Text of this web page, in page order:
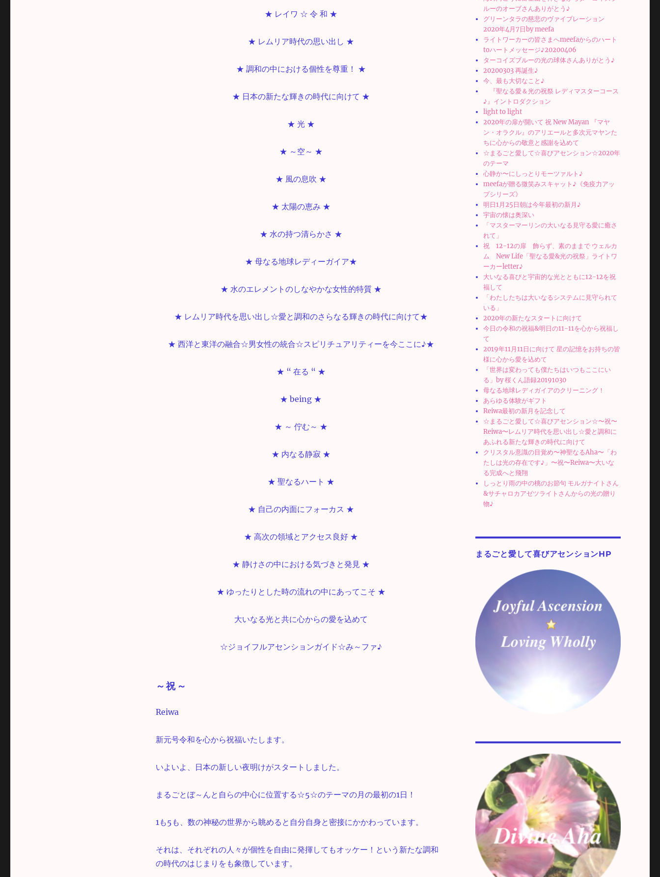
★ レイワ ☆ 令 和 ★
★ レムリア時代の思い出し ★
★ 調和の中における個性を尊重！ ★
★ 日本の新たな輝きの時代に向けて ★
★ 光 ★
★ ～空～ ★
★ 風の息吹 ★
★ 太陽の恵み ★
★ 水の持つ清らかさ ★
★ 母なる地球レディーガイア★
★ 水のエレメントのしなやかな女性的特質 ★
★ レムリア時代を思い出し☆愛と調和のさらなる輝きの時代に向けて★
★ 西洋と東洋の融合☆男女性の統合☆スピリチュアリティーを今ここに♪★
★ “ 在る “ ★
★ being ★
★ ～ 佇む～ ★
★ 内なる静寂 ★
★ 聖なるハート ★
★ 自己の内面にフォーカス ★
★ 高次の領域とアクセス良好 ★
★ 静けさの中における気づきと発見 ★
★ ゆったりとした時の流れの中にあってこそ ★
大いなる光と共に心からの愛を込めて
☆ジョイフルアセンションガイド☆み～ファ♪
～祝～
Reiwa
新元号令和を心から祝福いたします。
いよいよ、日本の新しい夜明けがスタートしました。
まるごとぼ～んと自らの中心に位置する☆5☆のテーマの月の最初の1日！
1も5も、数の神秘の世界から眺めると自分自身と密接にかかわっています。
それは、それぞれの人々が個性を自由に発揮してもオッケー！という新たな調和
の時代のはじまりをも象徴しています。
ルーのオーブさんありがとう♪
グリーンタラの慈悲のヴァイブレーション
2020年4月7日by meefa
ライトワーカーの皆さまへmeefaからのハート
toハートメッセージ♪20200406
ターコイズブルーの光の球体さんありがとう♪
20200303 再誕生♪
今、最も大切なこと♪
『聖なる愛＆光の祝祭 レディマスターコース
♪』イントロダクション
light to light
2020年の扉が開いて 祝 New Mayan 『マヤ
ン・オラクル』のアリエールと多次元マヤンた
ちに心からの敬意と感謝を込めて
☆まるごと愛して☆喜びアセンション☆2020年
のテーマ
心静か〜にしっとりモーツァルト♪
meefaが贈る微笑みスキャット♪《免疫力アッ
プシリーズ》
明日1月25日朝は今年最初の新月♪
宇宙の懐は奥深い
「マスターマーリンの大いなる見守る愛に癒さ
れて」
祝 12-12の扉 飾らず、素のままで ウェルカ
ム New Life「聖なる愛&光の祝祭」ライトワ
ーカーletter♪
大いなる喜びと宇宙的な光とともに12-12を祝
福して
「わたしたちは大いなるシステムに見守られて
いる」
2020年の新たなスタートに向けて
今日の令和の祝福&明日の11-11を心から祝福し
て
2019年11月11日に向けて 星の記憶をお持ちの皆
様に心から愛を込めて
「世界は変わっても僕たちはいつもここにい
る」by 桜くん語録20191030
母なる地球レディガイアのクリーニング！
あらゆる体験がギフト
Reiwa最初の新月を記念して
☆まるごと愛して☆喜びアセンション☆〜祝〜
Reiwa〜レムリア時代を思い出し☆愛と調和に
あふれる新たな輝きの時代に向けて
クリスタル意識の目覚め〜神聖なるAha〜「わ
たしは光の存在です♪」〜祝〜Reiwa〜大いな
る完成へと飛翔
しっとり雨の中の桃のお節句 モルガナイトさん
&サチャロカアゼツライトさんからの光の贈り
物♪
まるごと愛して喜びアセンションHP